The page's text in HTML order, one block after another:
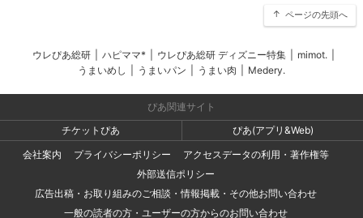
ページの先頭へ
ウレぴあ総研 ハピママ* ウレぴあ総研 ディズニー特集 mimot.
うまいめし
うまいパン うまい肉 Medery.
ぴあ関連サイト
チケットぴあ
ぴあ(アプリ&Web)
会社案内
プライバシーポリシー
アクセスデータの利用・著作権等
外部送信ポリシー
広告出稿・お取り組みのご相談・情報掲載・その他お問い合わせ
一般の読者の方・ユーザーの方からのお問い合わせ